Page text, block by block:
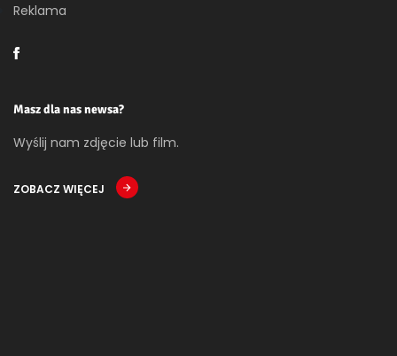
Reklama
Masz dla nas newsa?
Wyślij nam zdjęcie lub film.
ZOBACZ WIĘCEJ